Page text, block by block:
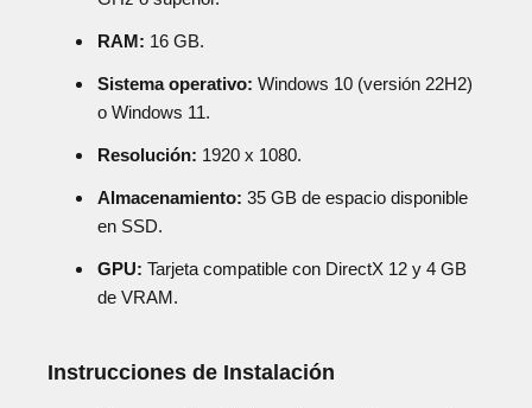
RAM: 16 GB.
Sistema operativo: Windows 10 (versión 22H2)
o Windows 11.
Resolución: 1920 x 1080.
Almacenamiento: 35 GB de espacio disponible
en SSD.
GPU: Tarjeta compatible con DirectX 12 y 4 GB
de VRAM.
Instrucciones de Instalación